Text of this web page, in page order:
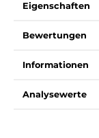
Eigenschaften
Bewertungen
Informationen
Analysewerte